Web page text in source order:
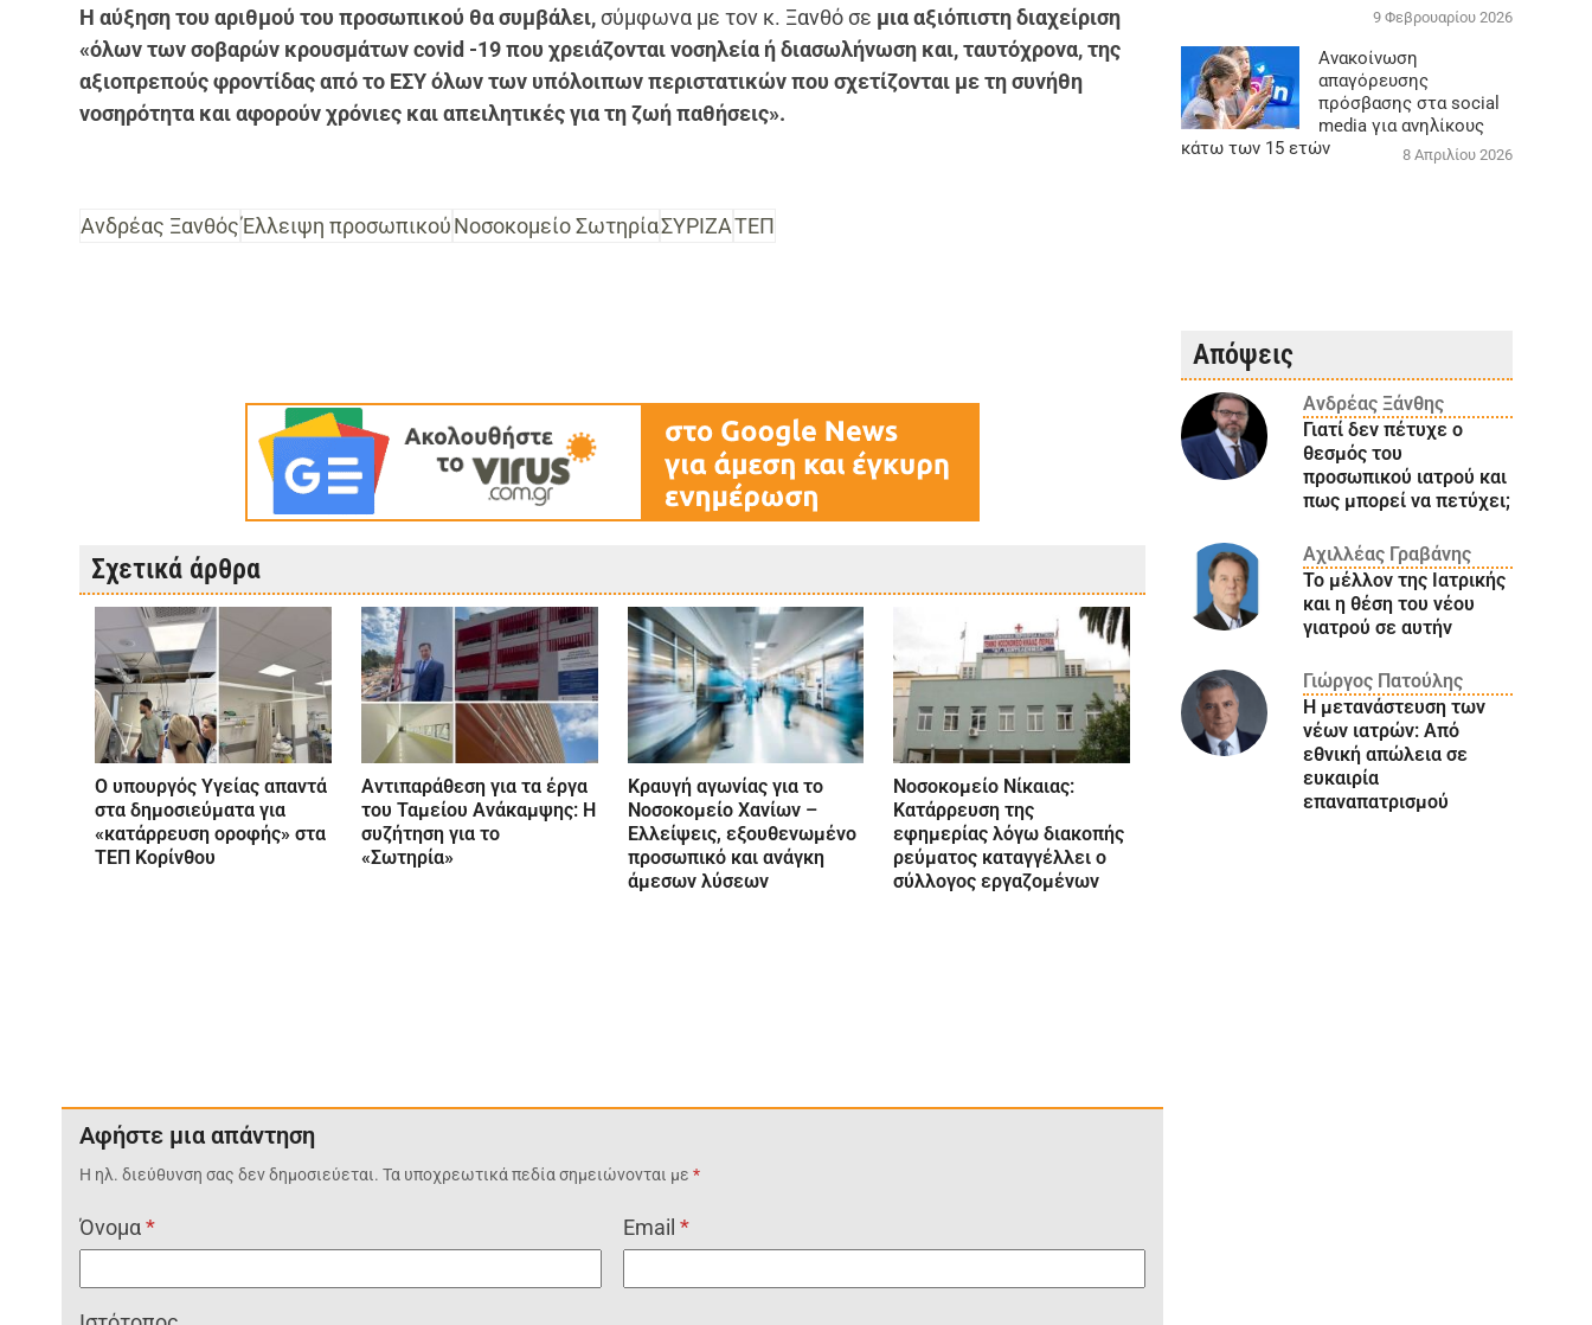
Η αύξηση του αριθμού του προσωπικού θα συμβάλει, σύμφωνα με τον κ. Ξανθό σε μια αξιόπιστη διαχείριση
«όλων των σοβαρών κρουσμάτων covid -19 που χρειάζονται νοσηλεία ή διασωλήνωση και, ταυτόχρονα, της
αξιοπρεπούς φροντίδας από το ΕΣΥ όλων των υπόλοιπων περιστατικών που σχετίζονται με τη συνήθη
νοσηρότητα και αφορούν χρόνιες και απειλητικές για τη ζωή παθήσεις».
Ανδρέας ΞανθόςΈλλειψη προσωπικούΝοσοκομείο ΣωτηρίαΣΥΡΙΖΑΤΕΠ
Σχετικά άρθρα
Ο υπουργός Υγείας απαντά
στα δημοσιεύματα για
«κατάρρευση οροφής» στα
ΤΕΠ Κορίνθου
Αντιπαράθεση για τα έργα
του Ταμείου Ανάκαμψης: Η
συζήτηση για το
«Σωτηρία»
Κραυγή αγωνίας για το
Νοσοκομείο Χανίων –
Eλλείψεις, εξουθενωμένο
προσωπικό και ανάγκη
άμεσων λύσεων
Νοσοκομείο Νίκαιας:
Κατάρρευση της
εφημερίας λόγω διακοπής
ρεύματος καταγγέλλει ο
σύλλογος εργαζομένων
Αφήστε μια απάντηση
Η ηλ. διεύθυνση σας δεν δημοσιεύεται. Τα υποχρεωτικά πεδία σημειώνονται με*
Όνομα* Email*
9 Φεβρουαρίου 2026
Ανακοίνωση
απαγόρευσης
πρόσβασης στα social
media για ανηλίκους
κάτω των 15 ετών
8 Απριλίου 2026
Απόψεις
Ανδρέας Ξάνθης
Γιατί δεν πέτυχε ο
θεσμός του
προσωπικού ιατρού και
πως μπορεί να πετύχει;
Αχιλλέας Γραβάνης
Το μέλλον της Ιατρικής
και η θέση του νέου
γιατρού σε αυτήν
Γιώργος Πατούλης
Η μετανάστευση των
νέων ιατρών: Aπό
εθνική απώλεια σε
ευκαιρία
επαναπατρισμού